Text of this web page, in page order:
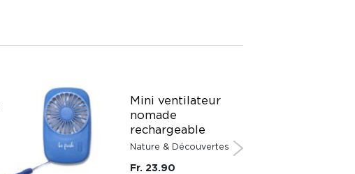
Mini ventilateur
nomade
rechargeable
Nature & Découvertes
Fr. 23.90